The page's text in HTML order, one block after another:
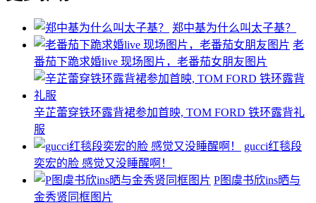
郑中基为什么叫太子基？
老
番茄下跪求婚live 现场图片，老番茄女朋友图片
辛芷蕾穿铁环露背裙参加首映, TOM FORD 铁环露背礼
服
gucci红毯段
奕宏的脸 感觉又没睡醒啊！
P图虞书欣ins晒与
金秀贤同框图片